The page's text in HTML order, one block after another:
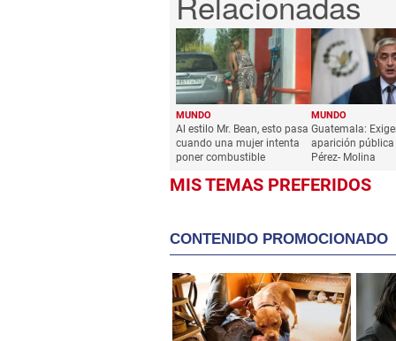
MUNDO
Al estilo Mr. Bean, esto pasa
cuando una mujer intenta
poner combustible
MUNDO
Guatemala:
aparición pública
Pérez- Molina
MIS TEMAS PREFERIDOS
CONTENIDO PROMOCIONADO